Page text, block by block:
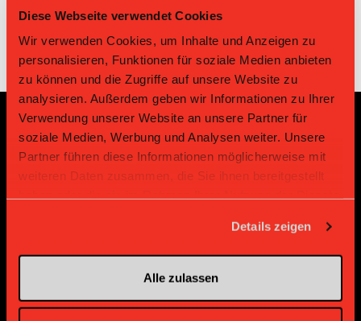
Diese Webseite verwendet Cookies
Wir verwenden Cookies, um Inhalte und Anzeigen zu
personalisieren, Funktionen für soziale Medien anbieten
zu können und die Zugriffe auf unsere Website zu
analysieren. Außerdem geben wir Informationen zu Ihrer
Verwendung unserer Website an unsere Partner für
soziale Medien, Werbung und Analysen weiter. Unsere
Partner führen diese Informationen möglicherweise mit
weiteren Daten zusammen, die Sie ihnen bereitgestellt
Details zeigen
Alle zulassen
Sponsoren und Partner